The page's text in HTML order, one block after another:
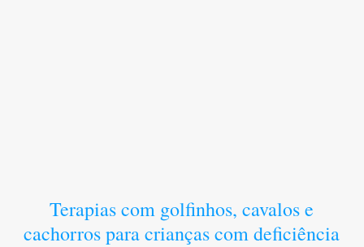
Terapias com golfinhos, cavalos e
cachorros para crianças com deficiência